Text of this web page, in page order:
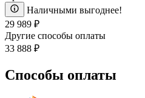
Наличными выгоднее!
29 989 ₽
Другие способы оплаты
33 888 ₽
Способы оплаты